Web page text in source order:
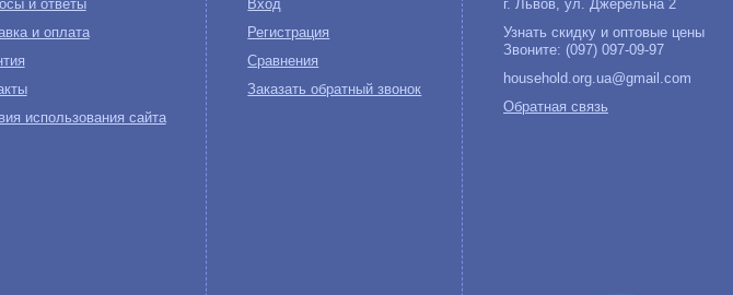
и ответы
и оплата
использования сайта
Вход
Регистрация
Сравнения
Заказать обратный звонок
г. Львов, ул. Джерельна 2
Узнать скидку и оптовые цены
Звоните: (097) 097-09-97
household.org.ua@gmail.com
Обратная связь